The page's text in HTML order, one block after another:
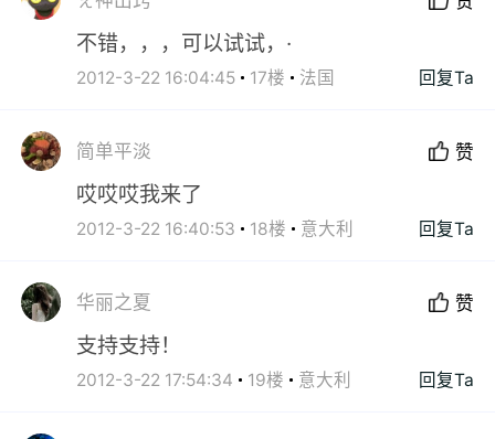
不错，，，可以试试，·
2012-3-22 16:04:45 17楼 法国 回复Ta
简单平淡 赞
哎哎哎我来了
2012-3-22 16:40:53 18楼 意大利 回复Ta
华丽之夏 赞
支持支持！
2012-3-22 17:54:34 19楼 意大利 回复Ta